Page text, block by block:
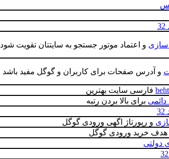
سازی و اعتماد موتور جستجو به سایتتان تقویت شود
و آدرس صفحات برای کاربران و گوگل مفید باشد
فارسی سایت بهترین
برای بالا بردن رتبه
و رپورتاژ اگهی ورودی گوگل
هدف خرید ورودی گوگل
دولتی